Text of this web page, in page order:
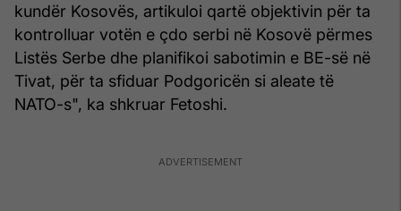
kundër Kosovës, artikuloi qartë objektivin për ta
kontrolluar votën e çdo serbi në Kosovë përmes
Listës Serbe dhe planifikoi sabotimin e BE-së në
Tivat, për ta sfiduar Podgoricën si aleate të
NATO-s", ka shkruar Fetoshi.